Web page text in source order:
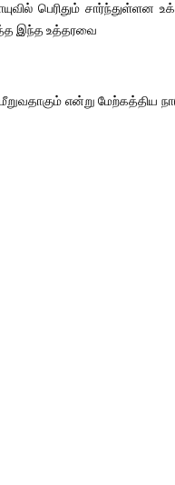
பெரிதும் சார்ந்துள்ளன
இந்த உத்தரவை
என்று மேற்கத்திய